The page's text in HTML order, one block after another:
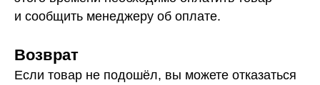
и сообщить менеджеру об оплате.
Возврат
Если товар не подошёл, вы можете отказаться